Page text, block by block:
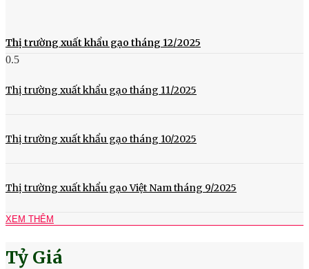
Thị trường xuất khẩu gạo tháng 12/2025
Thị trường xuất khẩu gạo tháng 11/2025
Thị trường xuất khẩu gạo tháng 10/2025
Thị trường xuất khẩu gạo Việt Nam tháng 9/2025
XEM THÊM
Tỷ Giá